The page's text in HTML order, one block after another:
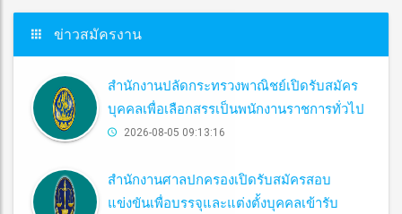
ข่าวสมัครงาน
สำนักงานปลัดกระทรวงพาณิชย์เปิดรับสมัคร
บุคคลเพื่อเลือกสรรเป็นพนักงานราชการทั่วไป
2026-08-05 09:13:16
สำนักงานศาลปกครองเปิดรับสมัครสอบ
แข่งขันเพื่อบรรจุและแต่งตั้งบุคคลเข้ารับ